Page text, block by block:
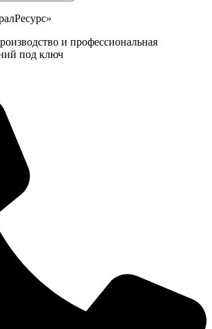
и профессиональная
под ключ